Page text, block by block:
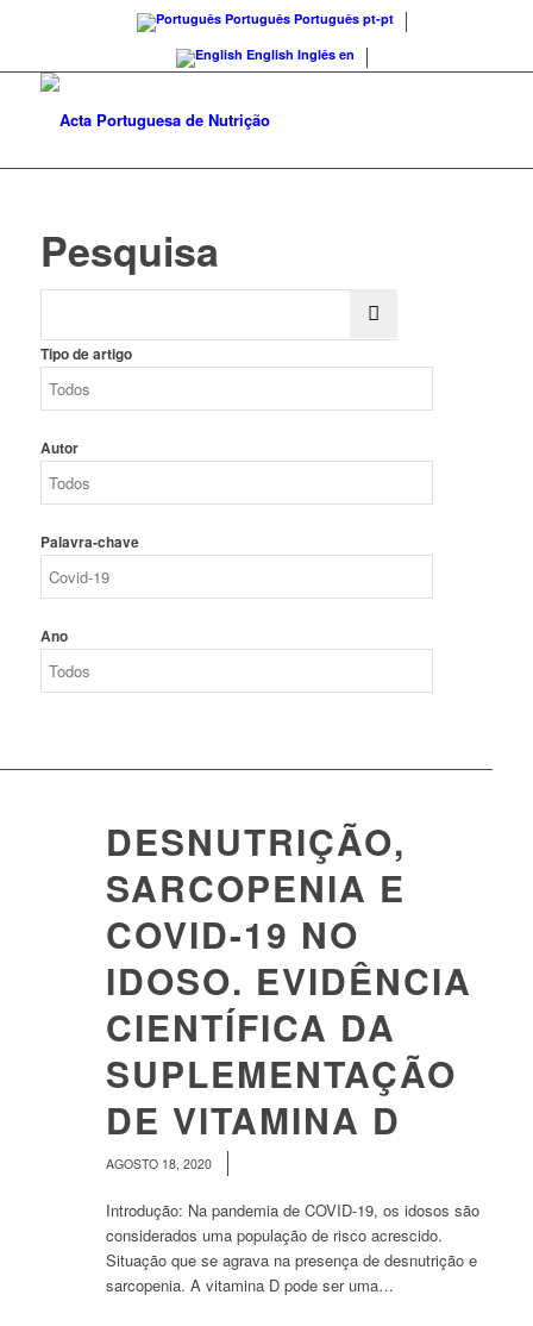
Português Português pt-pt
English Inglês en
Pesquisa
Tipo de artigo
Autor
Palavra-chave
Ano
DESNUTRIÇÃO,
SARCOPENIA E
COVID-19 NO
IDOSO. EVIDÊNCIA
CIENTÍFICA DA
SUPLEMENTAÇÃO
DE VITAMINA D
AGOSTO 18, 2020
Introdução: Na pandemia de COVID-19, os idosos são
considerados uma população de risco acrescido.
Situação que se agrava na presença de desnutrição e
sarcopenia. A vitamina D pode ser uma…